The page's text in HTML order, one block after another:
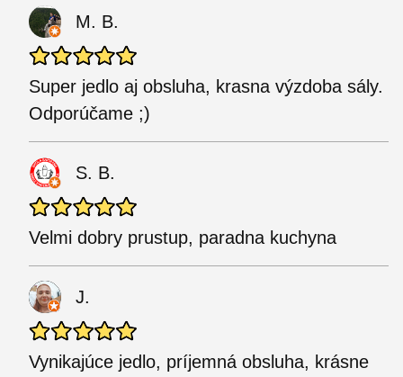
M. B.
Super jedlo aj obsluha, krasna výzdoba sály.
Odporúčame ;)
S. B.
Velmi dobry prustup, paradna kuchyna
J.
Vynikajúce jedlo, príjemná obsluha, krásne